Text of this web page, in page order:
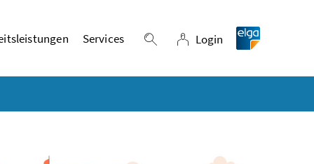
Services Suche einblenden
Login
Login